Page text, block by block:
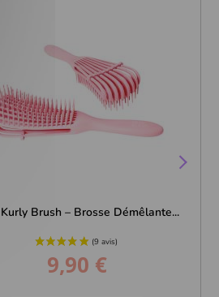
Brush – Brosse Démêlante...
Prix
9,90 €